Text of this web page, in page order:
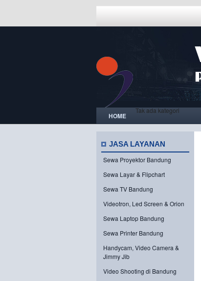
HOME
Tak ada kategori
JASA LAYANAN
Sewa Proyektor Bandung
Sewa Layar & Flipchart
Sewa TV Bandung
Videotron, Led Screen & Orion
Sewa Laptop Bandung
Sewa Printer Bandung
Handycam, Video Camera &
Jimmy Jib
Video Shooting di Bandung